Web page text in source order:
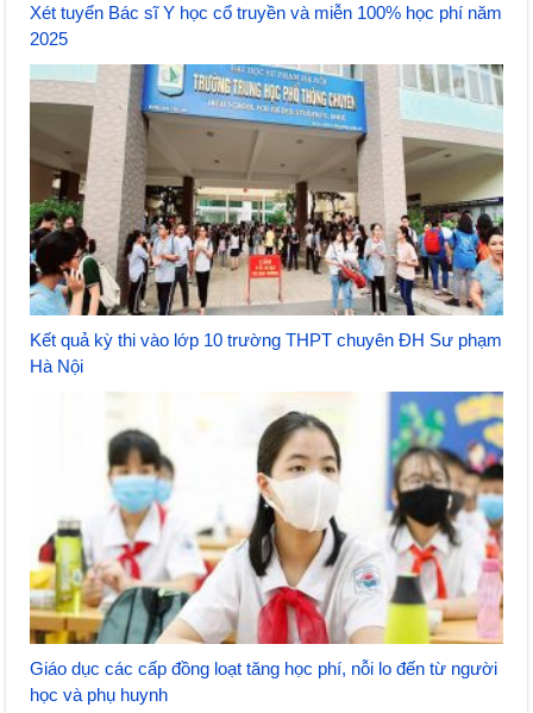
Xét tuyển Bác sĩ Y học cổ truyền và miễn 100% học phí năm
2025
Kết quả kỳ thi vào lớp 10 trường THPT chuyên ĐH Sư phạm
Hà Nội
Giáo dục các cấp đồng loạt tăng học phí, nỗi lo đến từ người
học và phụ huynh